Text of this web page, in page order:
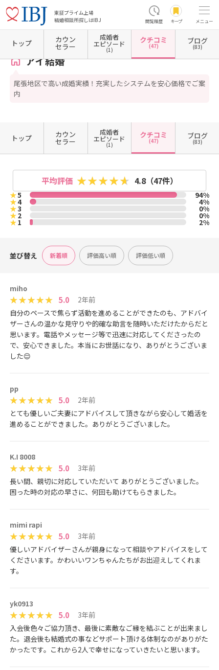
東証プライム上場
結婚相談所探しはIBJ
閲覧履歴 キープ メニュー
ホーム 愛知県の結婚相談所 愛知県津島市 クチコミ一覧
アイ結婚
尾張地区で高い成婚実績！充実したシステムを安心価格でご案
内
トップ カウン
セラー
成婚者
エピソード
(1)
クチコミ
(47)
ブログ
(83)
トップ カウン
セラー
成婚者
エピソード
(1)
クチコミ
(47)
ブログ
(83)
平均評価 4.8（47件）
★5 94%
★4 4%
★3 0%
★2 0%
★1 2%
並び替え 新着順 評価高い順 評価低い順
miho
5.0
2年前
自分のペースで焦らず活動を進めることができたのも、アドバイ
ザーさんの温かな見守りや的確な助言を随時いただけたからだと
思います。電話やメッセージ等で迅速に対応してくださったの
で、安心できました。本当にお世話になり、ありがとうございま
した😌
pp
5.0
2年前
とても優しいご夫妻にアドバイスして頂きながら安心して婚活を
進めることができました。ありがとうございました。
K.I 8008
5.0
3年前
長い間、親切に対応していただいて ありがとうございました。
困った時の対応の早さに、何回も助けてもらきました。
mimi rapi
5.0
3年前
優しいアドバイザーさんが親身になって相談やアドバイスをして
くださいます。かわいいワンちゃんたちがお出迎えしてくれま
す。
yk0913
5.0
3年前
入会後色々ご協力頂き、最後に素敵なご縁を結ぶことが出来まし
た。退会後も結婚式の事などサポート頂ける体制なのがありがた
かったです。これから2人で幸せになっていきたいと思います。